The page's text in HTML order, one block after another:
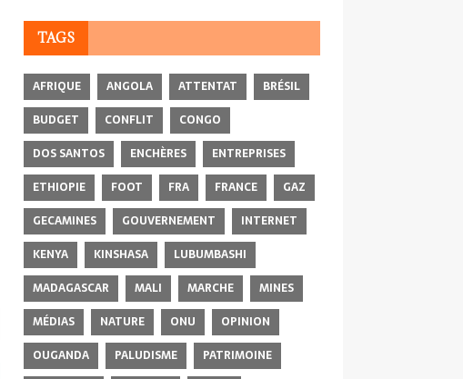
TAGS
AFRIQUE ANGOLA ATTENTAT
BRÉSIL
BUDGET
CONFLIT
CONGO
DOS SANTOS
ENCHÈRES
ENTREPRISES
ETHIOPIE
FOOT FRA FRANCE
GAZ
GECAMINES
GOUVERNEMENT
INTERNET
KENYA
KINSHASA
LUBUMBASHI
MADAGASCAR
MALI MARCHE
MINES
MÉDIAS
NATURE ONU
OPINION
OUGANDA
PALUDISME PATRIMOINE